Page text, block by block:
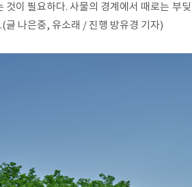
것이 필요하다. 사물의 경계에서 때로는 부
글 나은중, 유소래 / 진행 방유경 기자)